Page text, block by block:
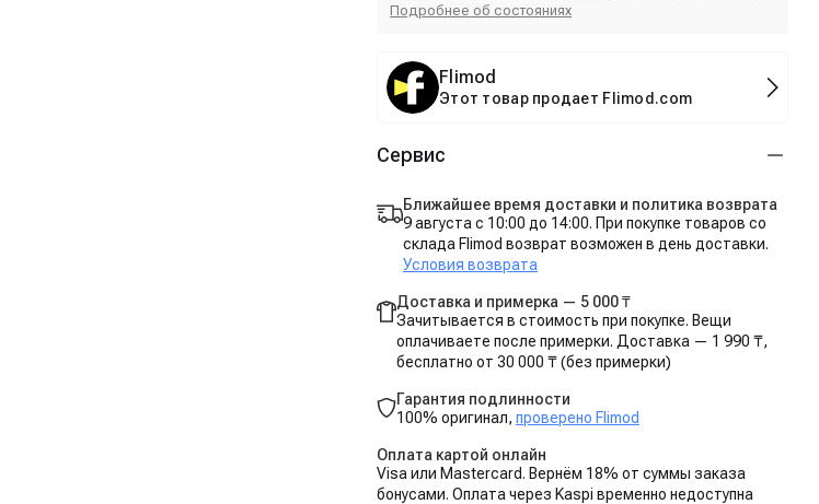
Подробнее об состояниях
Flimod
Этот товар продает Flimod.com
Сервис
Ближайшее время доставки и политика возврата
9 августа с 10:00 до 14:00. При покупке товаров со
склада Flimod возврат возможен в день доставки.
Условия возврата
Доставка и примерка — 5 000 ₸
Зачитывается в стоимость при покупке. Вещи
оплачиваете после примерки. Доставка — 1 990 ₸,
бесплатно от 30 000 ₸ (без примерки)
Гарантия подлинности
100% оригинал, проверено Flimod
Оплата картой онлайн
Visa или Mastercard. Вернём 18% от суммы заказа
бонусами. Оплата через Kaspi временно недоступна